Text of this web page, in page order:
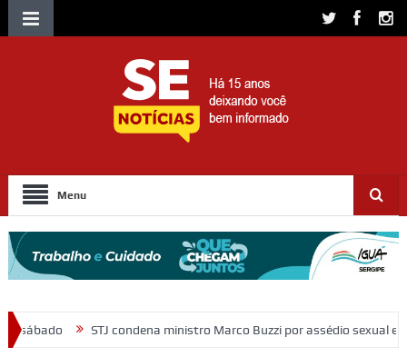
Menu
ministro Marco Buzzi por assédio sexual e importunação